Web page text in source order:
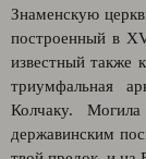
Знаменскую
построенный в
известный также
триумфальная
Колчаку.
державинским